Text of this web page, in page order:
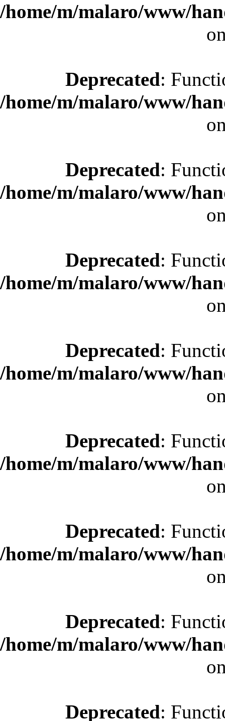
/home/m/malaro/www/
Deprecated:
/home/m/malaro/www/
Deprecated:
/home/m/malaro/www/
Deprecated:
/home/m/malaro/www/
Deprecated:
/home/m/malaro/www/
Deprecated:
/home/m/malaro/www/
Deprecated:
/home/m/malaro/www/
Deprecated:
/home/m/malaro/www/
Deprecated: